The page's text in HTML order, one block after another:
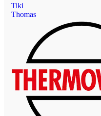
Tiki
Thomas